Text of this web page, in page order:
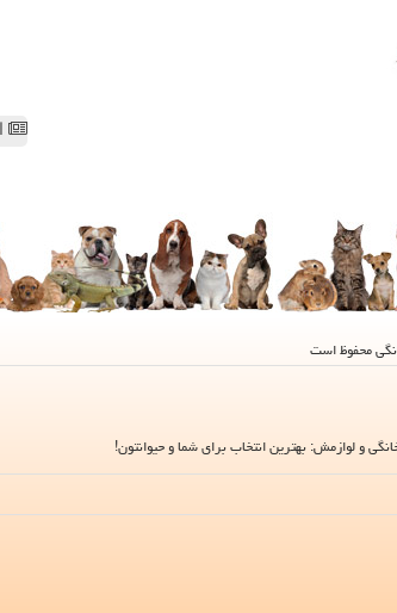
و لوازمش: بهترین انتخاب برای شما و حیوانتون!